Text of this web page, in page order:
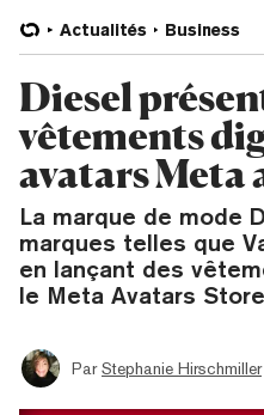
Actualités Business
Diesel
vêtements
avatars Meta
La marque de mode
marques telles que
en lançant des
le Meta Avatars
Par Stephanie Hirschmiller